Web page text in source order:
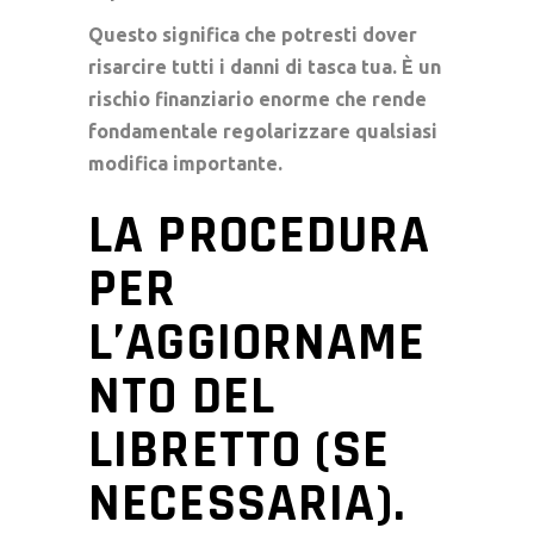
Questo significa che potresti dover
risarcire tutti i danni di tasca tua. È un
rischio finanziario enorme che rende
fondamentale regolarizzare qualsiasi
modifica importante.
LA PROCEDURA
PER
L’AGGIORNAME
NTO DEL
LIBRETTO (SE
NECESSARIA).